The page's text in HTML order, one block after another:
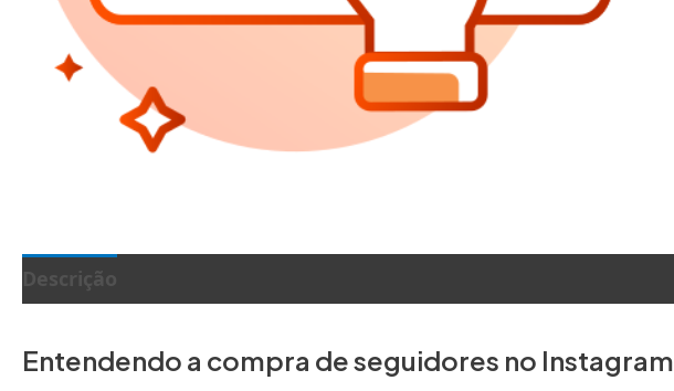
Descrição
Entendendo a compra de seguidores no Instagram